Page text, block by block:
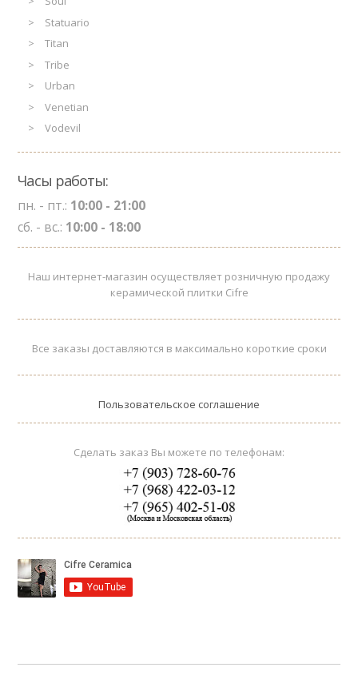
Statuario
Titan
Tribe
Urban
Venetian
Vodevil
Часы работы:
пн. - пт.: 10:00 - 21:00
сб. - вс.: 10:00 - 18:00
Наш интернет-магазин осуществляет розничную продажу
керамической плитки Cifre
Все заказы доставляются в максимально короткие сроки
Пользовательское соглашение
Сделать заказ Вы можете по телефонам: